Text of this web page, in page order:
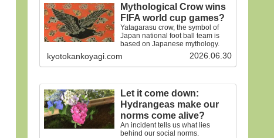
Mythological Crow wins
FIFA world cup games?
Yatagarasu crow, the symbol of
Japan national foot ball team is
based on Japanese mythology.
kyotokankoyagi.com 2026.06.30
Let it come down:
Hydrangeas make our
norms come alive?
An incident tells us what lies
behind our social norms.